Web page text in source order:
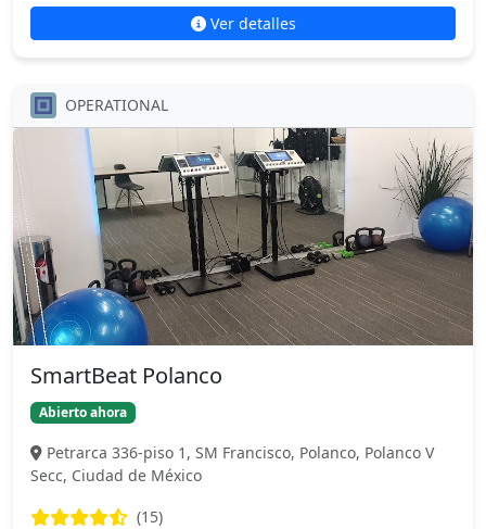
Ver detalles
OPERATIONAL
SmartBeat Polanco
Abierto ahora
Petrarca 336-piso 1, SM Francisco, Polanco, Polanco V
Secc, Ciudad de México
(15)